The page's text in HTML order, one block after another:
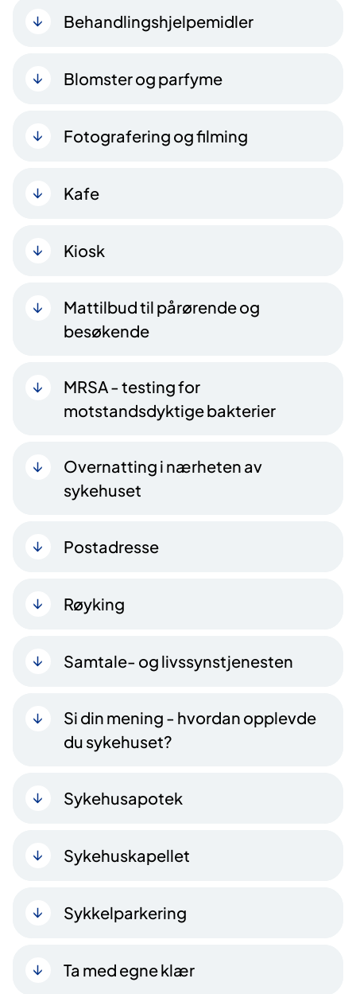
Behandlingshjelpemidler
Blomster og parfyme
Fotografering og filming
Kafe
Kiosk
Mattilbud til pårørende og
besøkende
MRSA - testing for
motstandsdyktige bakterier
Overnatting i nærheten av
sykehuset
Postadresse
Røyking
Samtale- og livssynstjenesten
Si din mening - hvordan opplevde
du sykehuset?
Sykehusapotek
Sykehuskapellet
Sykkelparkering
Ta med egne klær